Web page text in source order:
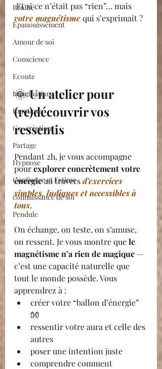
Réalité
Epanouissement
Amour de soi
Conscience
Ecoute
Imagination
Emotions
Co-création
Partage
Hypnose
Confiance et Estime
connaissance de soi
Pendule
Et si ce n’était pas “rien”… mais
votre magnétismequi s’exprimait ?
🌞 Un atelier pour
(re)découvrir vos
ressentis
Pendant 2h, je vous accompagne
pour explorer concrètement votre
énergie au travers d’exercices
simples, ludiques et accessibles à
tous.
On échange, on teste, on s’amuse,
on ressent. Je vous montre que le
magnétisme n’a rien de magique —
c’est une capacité naturelle que
tout le monde possède. Vous
apprendrez à :
créer votre “ballon d’énergie”
👐
ressentir votre aura et celle des
autres
poser une intention juste
comprendre comment